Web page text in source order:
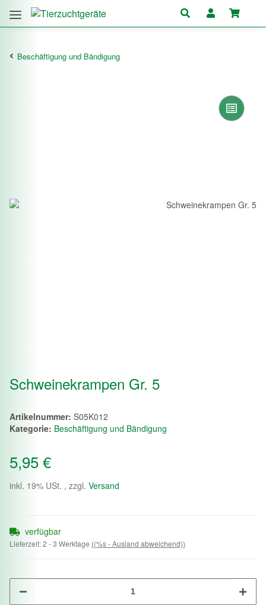
Beschäftigung und Bändigung
Schweinekrampen Gr. 5
Artikelnummer: S05K012
Kategorie: Beschäftigung und Bändigung
5,95 €
inkl. 19% USt. , zzgl. Versand
verfügbar
Lieferzeit:2 - 3 Werktage ((%s - Ausland abweichend))